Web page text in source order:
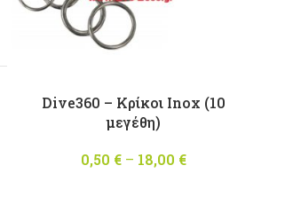
Dive360 – Κρίκοι Inox (10
μεγέθη)
0,50 € – 18,00 €